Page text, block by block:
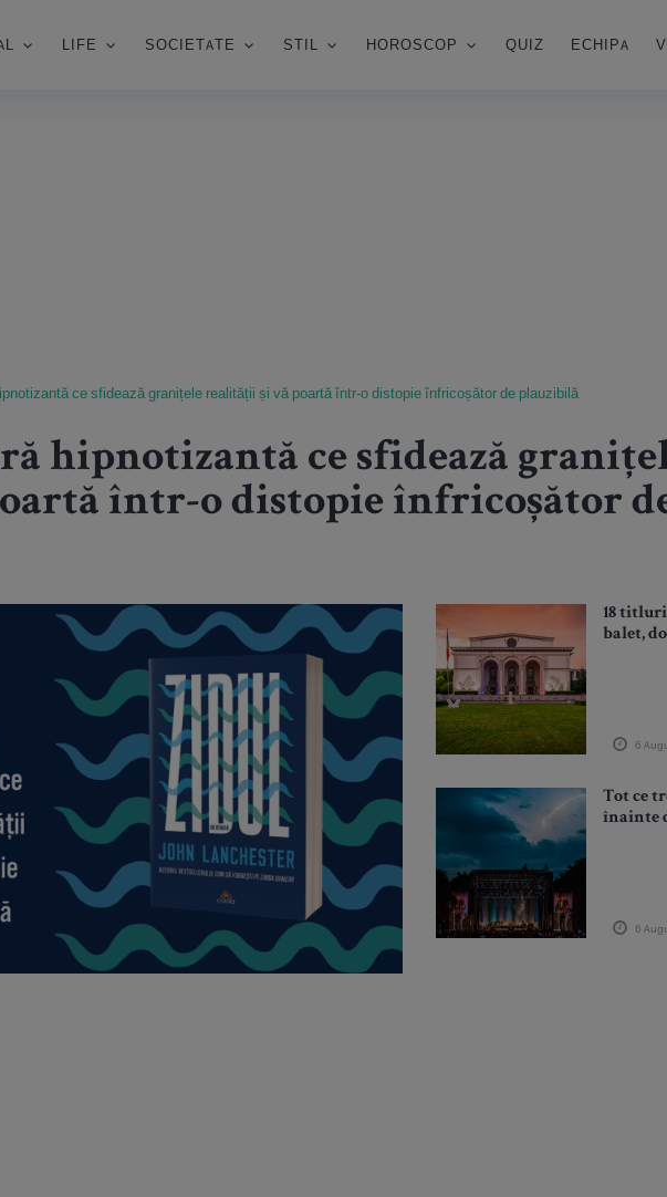
LIFE SOCIETATE STIL HOROSCOP QUIZ ECHIPA
ce sfidează granițele realității și vă poartă într-o distopie înfricoșător de plauzibilă
hipnotizantă ce sfidează
într-o distopie înfricoșător
18 titluri
balet,
6
Tot ce
înainte
6